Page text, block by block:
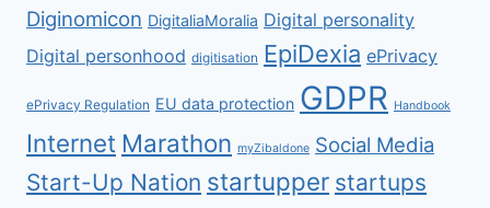
Diginomicon DigitaliaMoralia Digital personality
Digital personhood digitisation EpiDexia ePrivacy
ePrivacy Regulation EU data protection GDPR Handbook
Internet Marathon myZibaldone Social Media
Start-Up Nation startupper startups